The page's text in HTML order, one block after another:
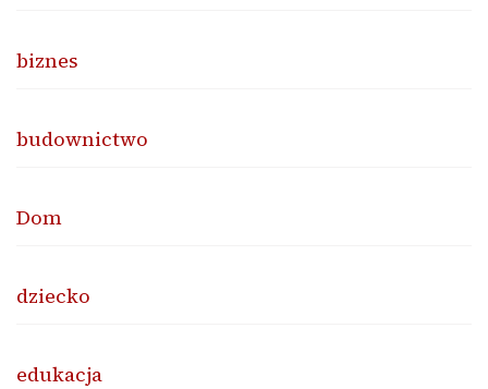
biznes
budownictwo
Dom
dziecko
edukacja